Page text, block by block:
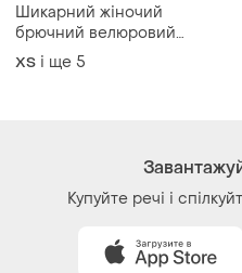
Шикарний жіночий
брючний велюровий
костюм з вишивкою
ХS і ще 5
Купуйте речі і